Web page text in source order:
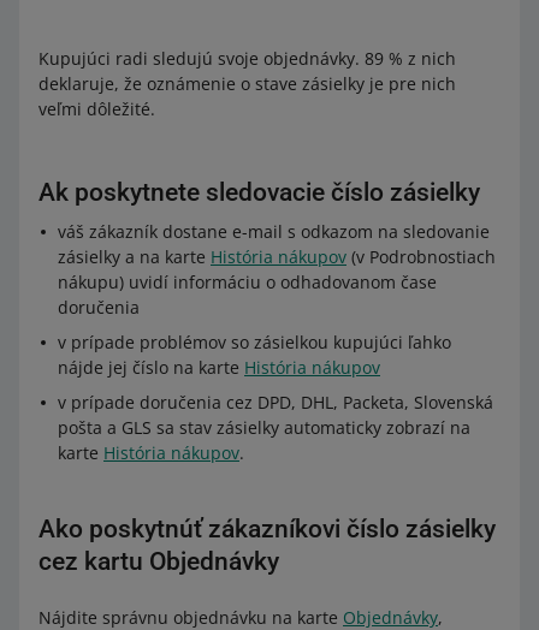
Kupujúci radi sledujú svoje objednávky. 89 % z nich
deklaruje, že oznámenie o stave zásielky je pre nich
veľmi dôležité.
Ak poskytnete sledovacie číslo zásielky
váš zákazník dostane e-mail s odkazom na sledovanie
zásielky a na karte História nákupov (v Podrobnostiach
nákupu) uvidí informáciu o odhadovanom čase
doručenia
v prípade problémov so zásielkou kupujúci ľahko
nájde jej číslo na karte História nákupov
v prípade doručenia cez DPD, DHL, Packeta, Slovenská
pošta a GLS sa stav zásielky automaticky zobrazí na
karte História nákupov.
Ako poskytnúť zákazníkovi číslo zásielky
cez kartu Objednávky
Nájdite správnu objednávku na karte Objednávky,